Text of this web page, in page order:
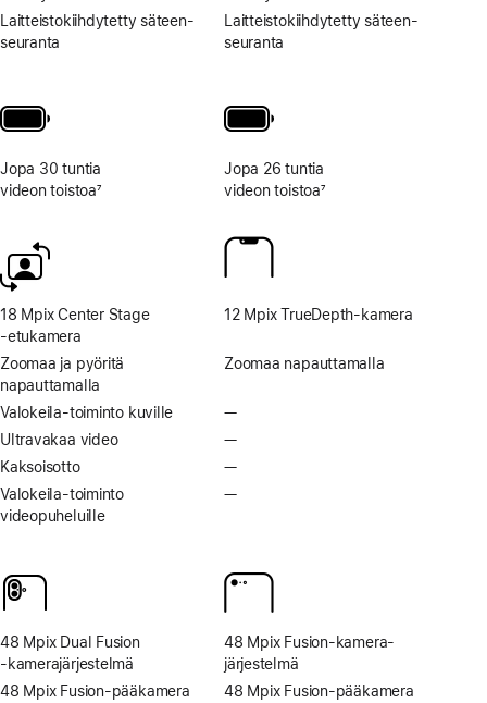
Laitteisto­kiihdytetty säteen­
seuranta
Jopa 30 tuntia
videon toistoa7
18 Mpix Center Stage
‑etukamera
Zoomaa ja pyöritä
napauttamalla
Valokeila-toiminto kuville
Ultravakaa video
Kaksoisotto
Valokeila-toiminto
videopuheluille
48 Mpix Dual Fusion
‑kamera­järjestelmä
48 Mpix Fusion-pääkamera
Laitteisto­kiihdytetty säteen­
seuranta
Jopa 26 tuntia
videon toistoa7
12 Mpix TrueDepth-kamera
Zoomaa napauttamalla
—Ei
—Ei
—Ei
—Ei
48 Mpix Fusion-kamera­
järjestelmä
48 Mpix Fusion-pääkamera